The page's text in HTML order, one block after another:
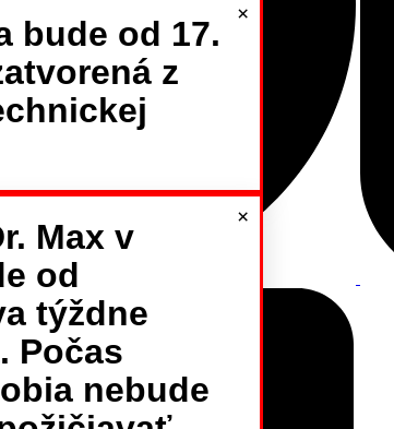
×
bude od 17.
z
×
Max v
od
týždne
Počas
nebude